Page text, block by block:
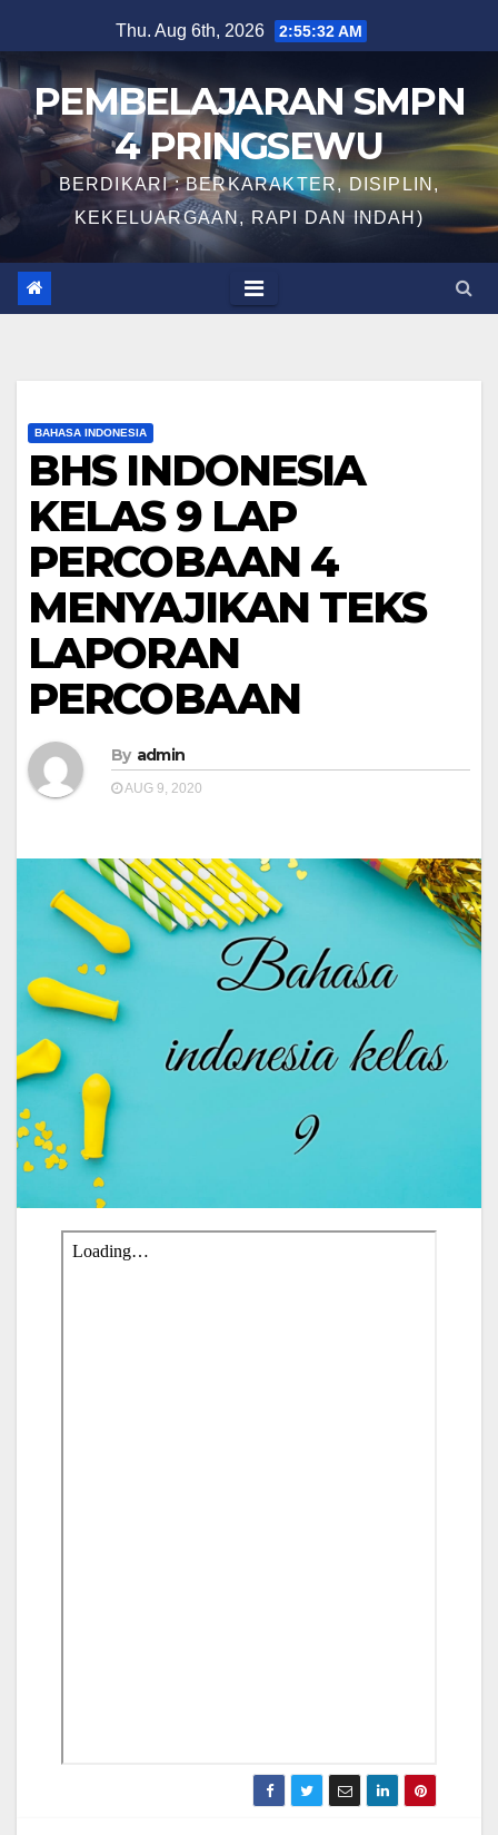
to
content
Thu. Aug 6th, 2026 2:55:32 AM
PEMBELAJARAN SMPN
4 PRINGSEWU
BERDIKARI : BERKARAKTER, DISIPLIN,
KEKELUARGAAN, RAPI DAN INDAH)
BAHASA INDONESIA
BHS INDONESIA
KELAS 9 LAP
PERCOBAAN 4
MENYAJIKAN TEKS
LAPORAN
PERCOBAAN
By admin
AUG 9, 2020